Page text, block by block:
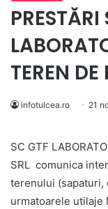
TEREN DE
infotulcea.ro 21
SC GTF
SRL comunica
terenului (sapaturi,
urmatoarele utilaje